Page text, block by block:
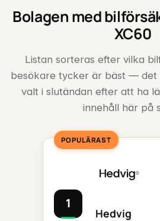
Bolagen med
XC60
Listan sorteras efter vilka
besökare tycker är bäst — det
valt i slutändan efter att ha
innehåll här på
POPULÄRAST
1
Hedvig